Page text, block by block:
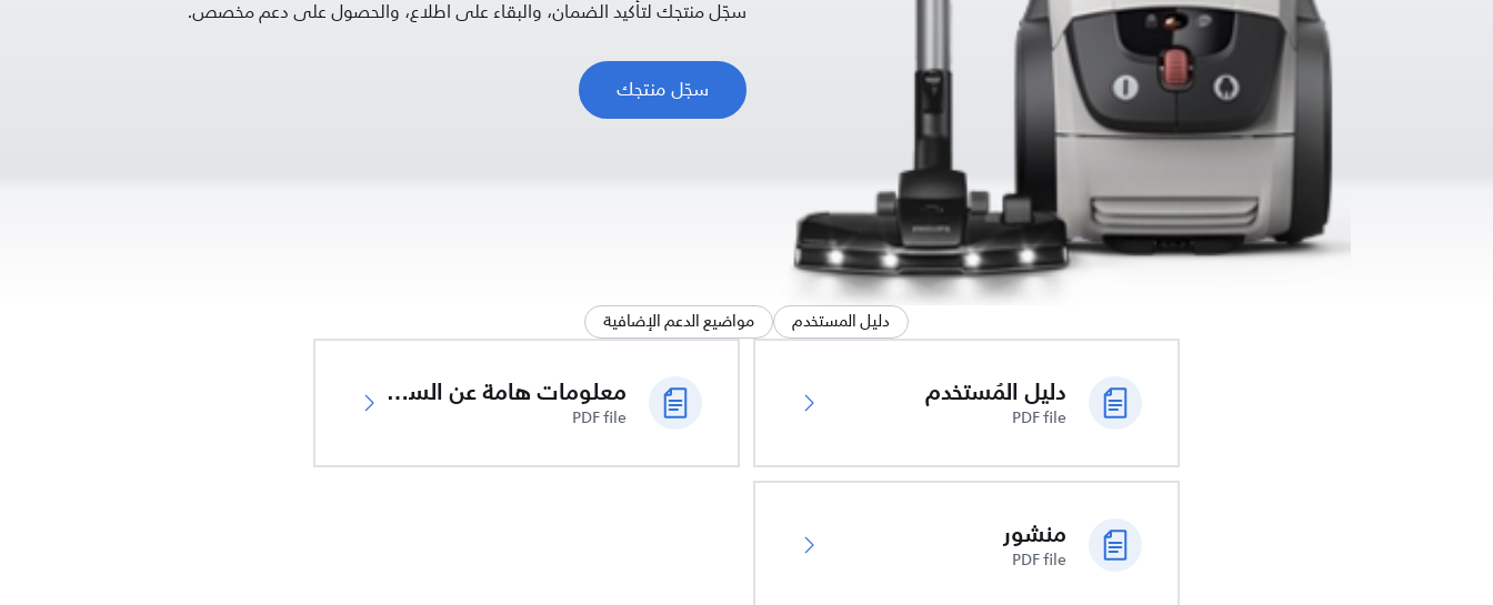
سجّل منتجك لتأكيد الضمان، والبقاء على اطلاع، والحصول على دعم مخصص.
سجّل منتجك
دليل المستخدم مواضيع الدعم الإضافية
دليل المُستخدم
PDF file
معلومات هامة عن السلامة
PDF file
منشور
PDF file